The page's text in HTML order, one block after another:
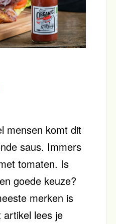
mensen komt dit
saus. Immers
tomaten. Is
goede keuze?
merken is
artikel lees je